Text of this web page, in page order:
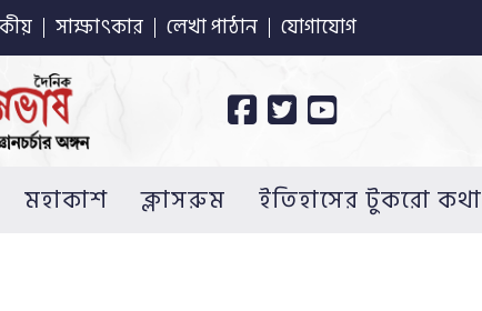
সাক্ষাৎকার লেখা পাঠান যোগাযোগ
মহাকাশ ক্লাসরুম ইতিহাসের টুকরো কথা